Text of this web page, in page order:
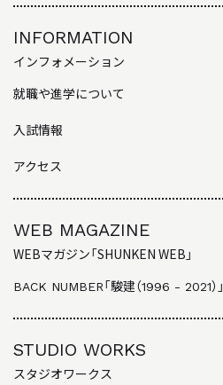
INFORMATION
インフォメーション
就職や進学について
入試情報
アクセス
WEB MAGAZINE
WEBマガジン「SHUNKEN WEB」
BACK NUMBER「駿建（1996 - 2021）」
STUDIO WORKS
スタジオワークス